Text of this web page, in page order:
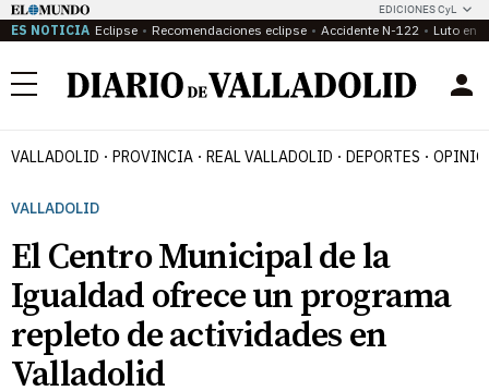
EDICIONES CyL
ES NOTICIA Eclipse Recomendaciones eclipse Accidente N-122 Luto en
Menú
VALLADOLID PROVINCIA REAL VALLADOLID DEPORTES
VALLADOLID
El Centro Municipal de la
Igualdad ofrece un programa
repleto de actividades en
Valladolid